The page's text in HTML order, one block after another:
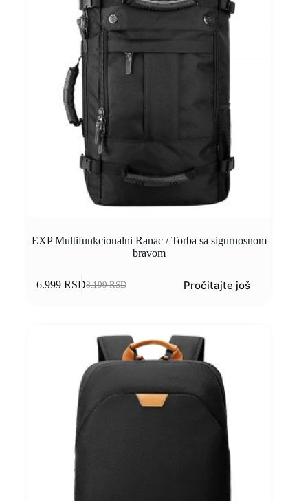
EXP Multifunkcionalni Ranac / Torba sa sigurnosnom
bravom
8.199RSD
6.999RSD Pročitajte još